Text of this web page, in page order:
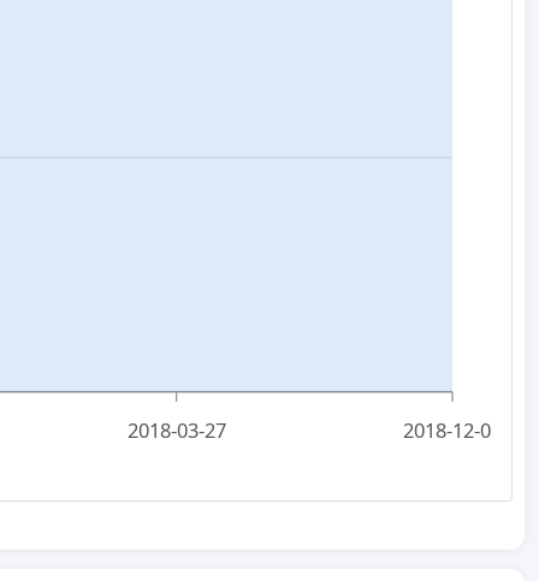
2018-03-27 2018-12-06